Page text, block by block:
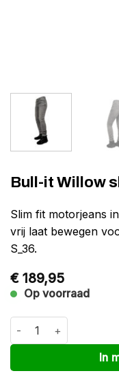
Bull-it Willow
Slim fit motorjeans
vrij laat bewegen
S_36.
€ 189,95
Op voorraad
Bull-it Willow slim fit
In
Alternative: